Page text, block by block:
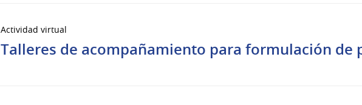
Actividad virtual
Talleres de acompañamiento para formulación de